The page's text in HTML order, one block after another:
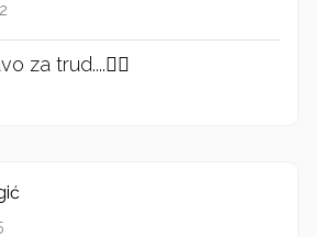
za trud....👍🏻